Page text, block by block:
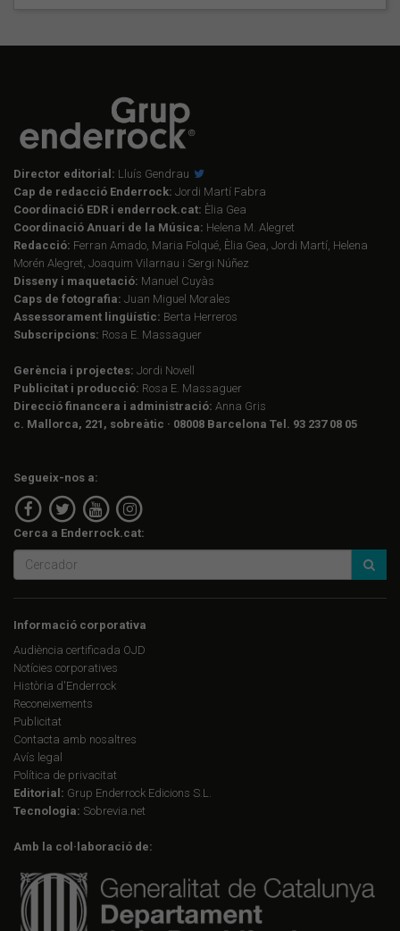
Director editorial: Lluís Gendrau
Cap de redacció Enderrock: Jordi Martí Fabra
Coordinació EDR i enderrock.cat: Èlia Gea
Coordinació Anuari de la Música: Helena M. Alegret
Redacció: Ferran Amado, Maria Folqué, Èlia Gea, Jordi Martí, Helena
Morén Alegret, Joaquim Vilarnau i Sergi Núñez
Disseny i maquetació: Manuel Cuyàs
Caps de fotografia: Juan Miguel Morales
Assessorament lingüístic: Berta Herreros
Subscripcions: Rosa E. Massaguer
Gerència i projectes: Jordi Novell
Publicitat i producció: Rosa E. Massaguer
Direcció financera i administració: Anna Gris
c. Mallorca, 221, sobreàtic · 08008 Barcelona Tel. 93 237 08 05
Segueix-nos a:
Cerca a Enderrock.cat:
Informació corporativa
Audiència certificada OJD
Notícies corporatives
Història d'Enderrock
Reconeixements
Publicitat
Contacta amb nosaltres
Avís legal
Política de privacitat
Editorial: Grup Enderrock Edicions S.L.
Tecnologia: Sobrevia.net
Amb la col·laboració de: